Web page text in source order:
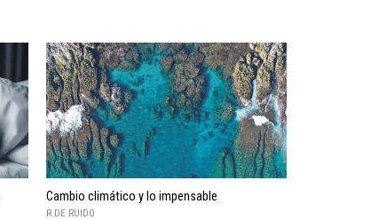
Cambio climático y lo impensable
R DE RUIDO